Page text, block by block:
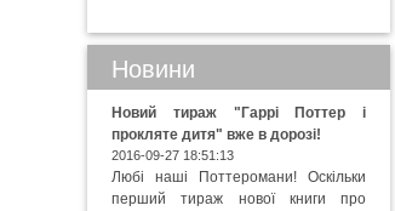
Новини
Новий тираж "Гаррі Поттер і
прокляте дитя" вже в дорозі!
2016-09-27 18:51:13
Любі наші Поттеромани! Оскільки
перший тираж нової книги про